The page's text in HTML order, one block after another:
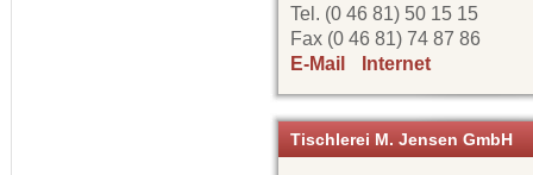
Tel. (0 46 81) 50 15 15
Fax (0 46 81) 74 87 86
E-Mail
Internet
Tischlerei M. Jensen GmbH